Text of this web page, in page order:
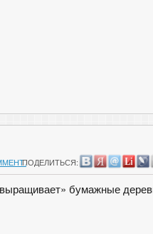
ПОДЕЛИТЬСЯ:
бумажные